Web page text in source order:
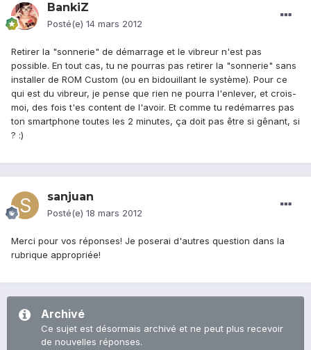
BankiZ
Posté(e) 14 mars 2012
Retirer la "sonnerie" de démarrage et le vibreur n'est pas
possible. En tout cas, tu ne pourras pas retirer la "sonnerie" sans
installer de ROM Custom (ou en bidouillant le système). Pour ce
qui est du vibreur, je pense que rien ne pourra l'enlever, et crois-
moi, des fois t'es content de l'avoir. Et comme tu redémarres pas
ton smartphone toutes les 2 minutes, ça doit pas être si gênant, si
? :)
sanjuan
Posté(e) 18 mars 2012
Merci pour vos réponses! Je poserai d'autres question dans la
rubrique appropriée!
Archivé
Ce sujet est désormais archivé et ne peut plus recevoir
de nouvelles réponses.